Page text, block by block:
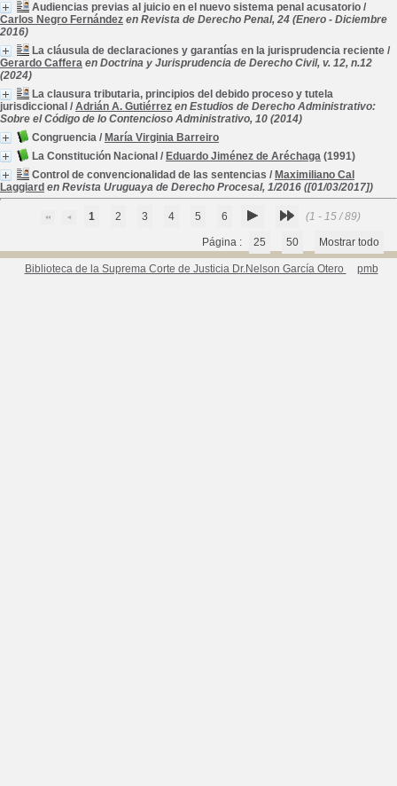
Audiencias previas al juicio en el nuevo sistema penal acusatorio /
Carlos Negro Fernández en Revista de Derecho Penal, 24 (Enero - Diciembre
2016)
La cláusula de declaraciones y garantías en la jurisprudencia reciente /
Gerardo Caffera en Doctrina y Jurisprudencia de Derecho Civil, v. 12, n.12
(2024)
La clausura tributaria, principios del debido proceso y tutela
jurisdiccional / Adrián A. Gutiérrez en Estudios de Derecho Administrativo:
Sobre el Código de lo Contencioso Administrativo, 10 (2014)
Congruencia / María Virginia Barreiro
La Constitución Nacional / Eduardo Jiménez de Aréchaga (1991)
Control de convencionalidad de las sentencias / Maximiliano Cal
Laggiard en Revista Uruguaya de Derecho Procesal, 1/2016 ([01/03/2017])
1 2 3 4 5 6 (1 - 15 / 89)
Página : 25 50 Mostrar todo
Biblioteca de la Suprema Corte de Justicia Dr.Nelson García Otero pmb